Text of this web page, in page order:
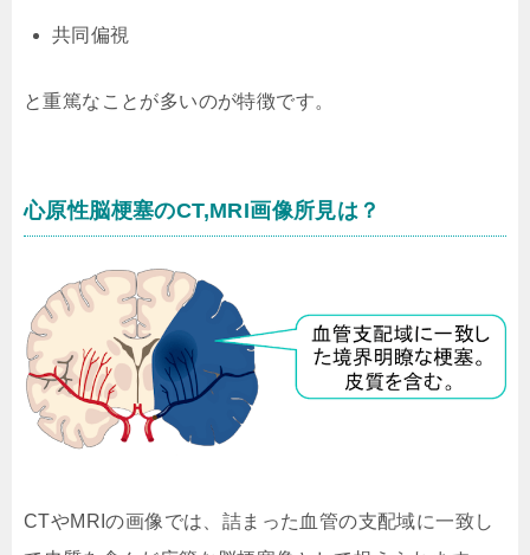
共同偏視
と重篤なことが多いのが特徴です。
心原性脳梗塞のCT,MRI画像所見は？
CTやMRIの画像では、詰まった血管の支配域に一致し